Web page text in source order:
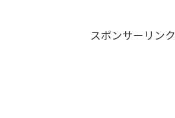
スポンサーリンク